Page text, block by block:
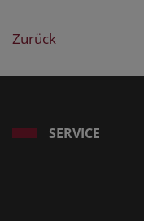
Zurück
SERVICE